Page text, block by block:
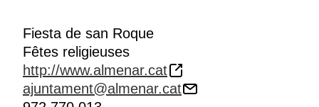
Fiesta de san Roque
Fêtes religieuses
http://www.almenar.cat
ajuntament@almenar.cat